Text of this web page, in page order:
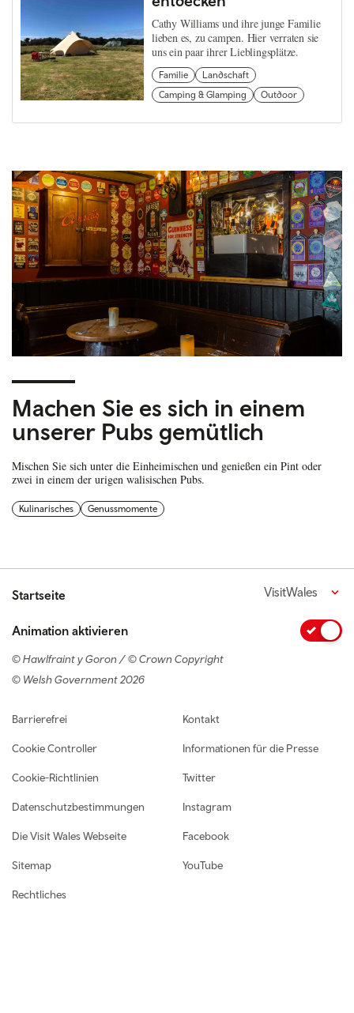
Cathy Williams und ihre junge Familie
lieben es, zu campen. Hier verraten sie
uns ein paar ihrer Lieblingsplätze.
Familie
Landschaft
Camping & Glamping
Outdoor
Machen Sie es sich in einem
unserer Pubs gemütlich
Mischen Sie sich unter die Einheimischen und genießen ein Pint oder
zwei in einem der urigen walisischen Pubs.
Kulinarisches Genussmomente
Startseite VisitWales
Animation aktivieren
© Hawlfraint y Goron / © Crown Copyright
© Welsh Government 2026
Footer navigation
Barrierefrei
Cookie Controller
Cookie-Richtlinien
Datenschutzbestimmungen
Die Visit Wales Webseite
Sitemap
Rechtliches
Kontakt
Informationen für die Presse
Twitter
Instagram
Facebook
YouTube